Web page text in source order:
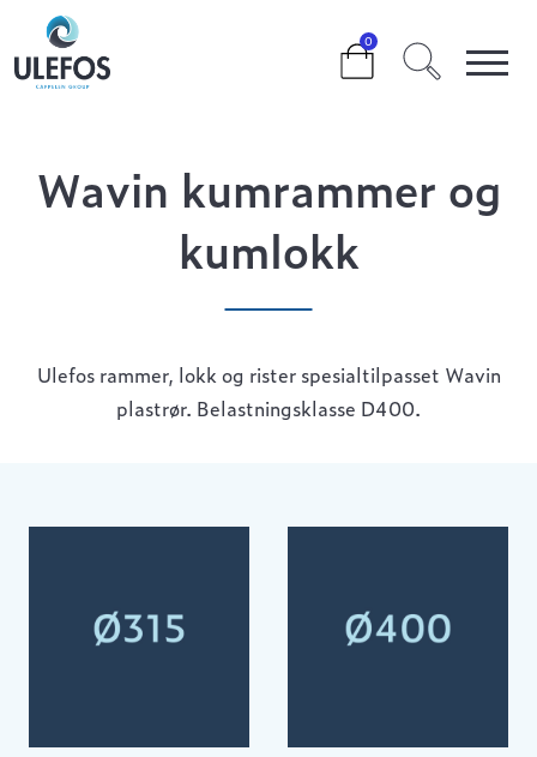
0
> WAVIN KUMRAMMER OG KUMLOKK
Wavin kumrammer og
kumlokk
Ulefos rammer, lokk og rister spesialtilpasset Wavin
plastrør. Belastningsklasse D400.